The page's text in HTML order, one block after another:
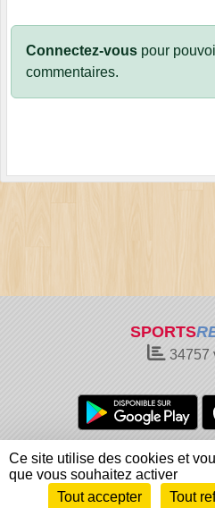
Connectez-vous pour
commentaires.
SPORTS
34757
Charte cookies
Informations légales
Envie de participer ?
Ce site utilise des cookies et
que vous souhaitez activer
Tout accepter
Tout